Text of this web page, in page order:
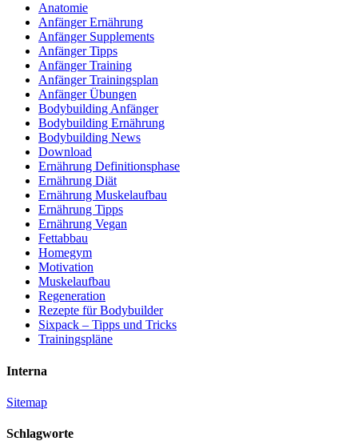
Anatomie
Anfänger Ernährung
Anfänger Supplements
Anfänger Tipps
Anfänger Training
Anfänger Trainingsplan
Anfänger Übungen
Bodybuilding Anfänger
Bodybuilding Ernährung
Bodybuilding News
Download
Ernährung Definitionsphase
Ernährung Diät
Ernährung Muskelaufbau
Ernährung Tipps
Ernährung Vegan
Fettabbau
Homegym
Motivation
Muskelaufbau
Regeneration
Rezepte für Bodybuilder
Sixpack – Tipps und Tricks
Trainingspläne
Interna
Sitemap
Schlagworte